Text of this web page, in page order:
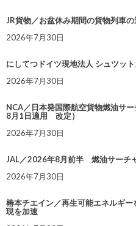
JR貨物／お盆休み期間の貨物列車
2026年7月30日
にしてつドイツ現地法人 シュツッ
2026年7月30日
NCA／日本発国際航空貨物燃油サ
8月1日適用 改定）
2026年7月30日
JAL／2026年8月前半 燃油サーチ
2026年7月30日
椿本チエイン／再生可能エネルギ
現を加速